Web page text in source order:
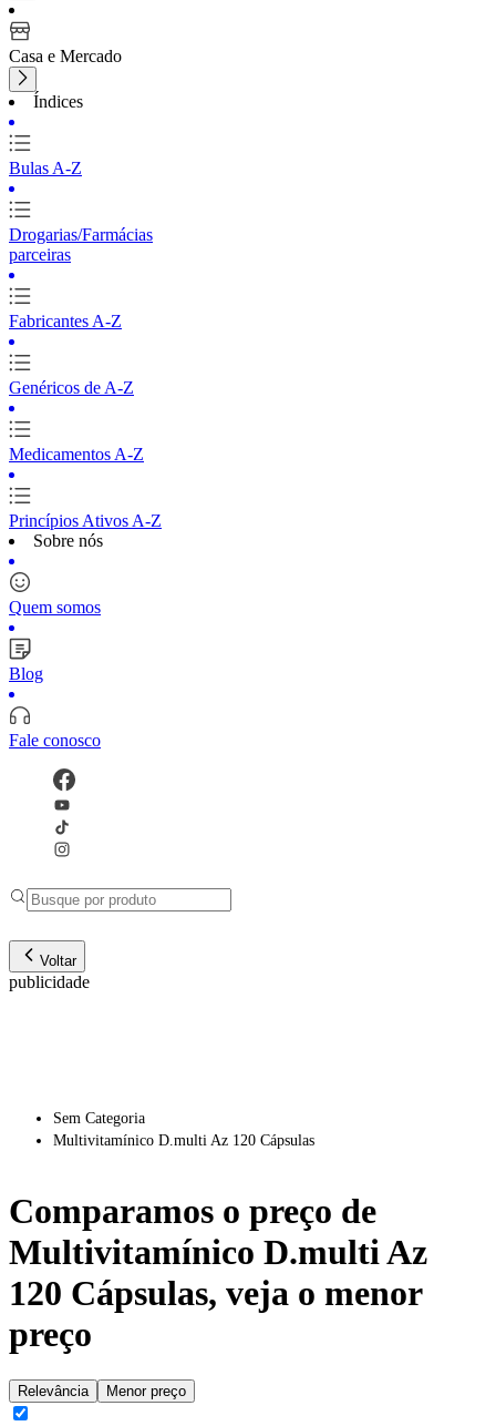
Casa e Mercado
Índices
Bulas A-Z
Drogarias/Farmácias
parceiras
Fabricantes A-Z
Genéricos de A-Z
Medicamentos A-Z
Princípios Ativos A-Z
Sobre nós
Quem somos
Blog
Fale conosco
Voltar
publicidade
Sem Categoria
Multivitamínico D.multi Az 120 Cápsulas
Comparamos o preço de
Multivitamínico D.multi Az
120 Cápsulas, veja o menor
preço
Relevância Menor preço